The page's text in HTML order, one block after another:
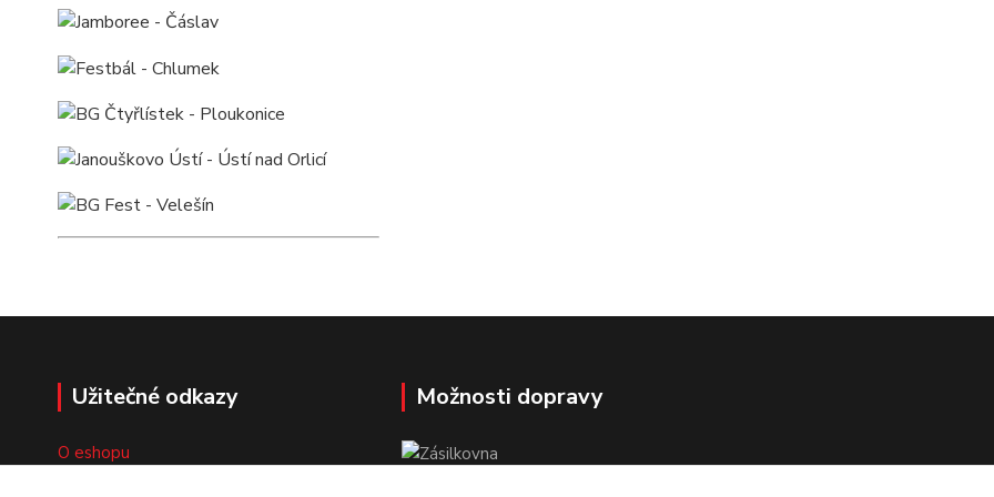
Užitečné odkazy
O eshopu
Možnosti dopravy